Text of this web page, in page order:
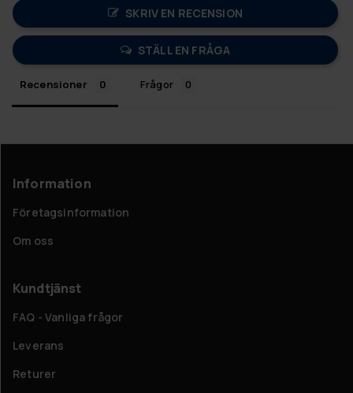
SKRIV EN RECENSION
STÄLL EN FRÅGA
Recensioner Frågor
Information
Företagsinformation
Om oss
Kundtjänst
FAQ - Vanliga frågor
Leverans
Returer